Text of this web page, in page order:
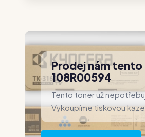
Prodej nám
108R00594
Tento toner už
Vykoupíme tiskovou